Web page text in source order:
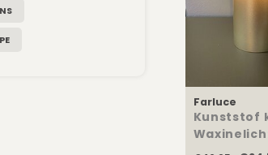
Farluce
Kunststof